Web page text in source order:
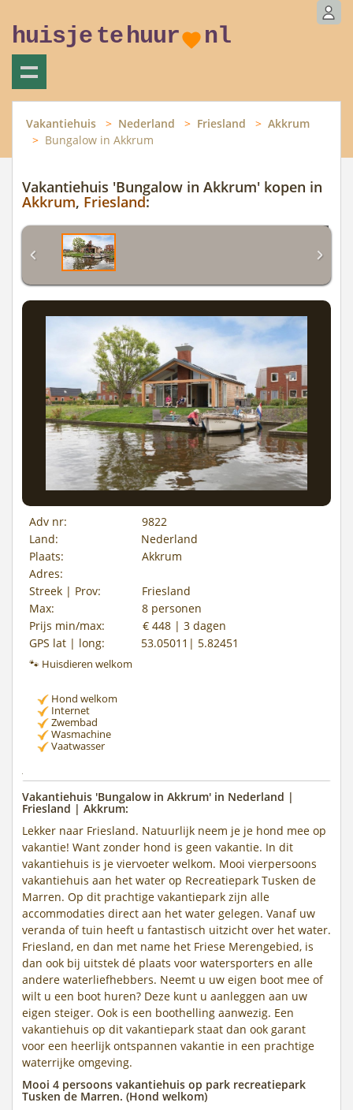
huisje tehuur nl
Vakantiehuis Nederland Friesland
Akkrum
Bungalow in Akkrum
Vakantiehuis 'Bungalow in Akkrum' kopen in
Akkrum, Friesland:
Adv nr:
9822
Land:
Nederland
Plaats:
Akkrum
Adres:
Streek | Prov:
Friesland
Max:
8 personen
Prijs min/max:
€ 448 | 3 dagen
GPS lat | long:
53.05011| 5.82451
🐾 Huisdieren welkom
Hond welkom
Internet
Zwembad
Wasmachine
Vaatwasser
Vakantiehuis 'Bungalow in Akkrum' in Nederland |
Friesland | Akkrum:
Lekker naar Friesland. Natuurlijk neem je je hond mee op
vakantie! Want zonder hond is geen vakantie. In dit
vakantiehuis is je viervoeter welkom. Mooi vierpersoons
vakantiehuis aan het water op Recreatiepark Tusken de
Marren. Op dit prachtige vakantiepark zijn alle
accommodaties direct aan het water gelegen. Vanaf uw
veranda of tuin heeft u fantastisch uitzicht over het water.
Friesland, en dan met name het Friese Merengebied, is
dan ook bij uitstek dé plaats voor watersporters en alle
andere waterliefhebbers. Neemt u uw eigen boot mee of
wilt u een boot huren? Deze kunt u aanleggen aan uw
eigen steiger. Ook is een boothelling aanwezig. Een
vakantiehuis op dit vakantiepark staat dan ook garant
voor een heerlijk ontspannen vakantie in een prachtige
waterrijke omgeving.
Mooi 4 persoons vakantiehuis op park recreatiepark
Tusken de Marren. (Hond welkom)